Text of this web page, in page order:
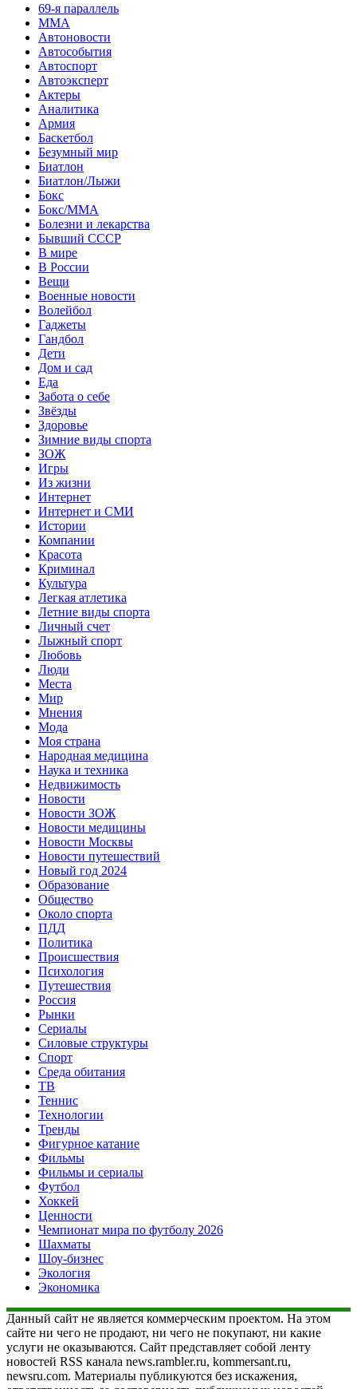
69-я параллель
MMA
Автоновости
Автособытия
Автоспорт
Автоэксперт
Актеры
Аналитика
Армия
Баскетбол
Безумный мир
Биатлон
Биатлон/Лыжи
Бокс
Бокс/MMA
Болезни и лекарства
Бывший СССР
В мире
В России
Вещи
Военные новости
Волейбол
Гаджеты
Гандбол
Дети
Дом и сад
Еда
Забота о себе
Звёзды
Здоровье
Зимние виды спорта
ЗОЖ
Игры
Из жизни
Интернет
Интернет и СМИ
Истории
Компании
Красота
Криминал
Культура
Легкая атлетика
Летние виды спорта
Личный счет
Лыжный спорт
Любовь
Люди
Места
Мир
Мнения
Мода
Моя страна
Народная медицина
Наука и техника
Недвижимость
Новости
Новости ЗОЖ
Новости медицины
Новости Москвы
Новости путешествий
Новый год 2024
Образование
Общество
Около спорта
ПДД
Политика
Происшествия
Психология
Путешествия
Россия
Рынки
Сериалы
Силовые структуры
Спорт
Среда обитания
ТВ
Теннис
Технологии
Тренды
Фигурное катание
Фильмы
Фильмы и сериалы
Футбол
Хоккей
Ценности
Чемпионат мира по футболу 2026
Шахматы
Шоу-бизнес
Экология
Экономика
Данный сайт не является коммерческим проектом. На этом
сайте ни чего не продают, ни чего не покупают, ни какие
услуги не оказываются. Сайт представляет собой ленту
новостей RSS канала news.rambler.ru, kommersant.ru,
newsru.com. Материалы публикуются без искажения,